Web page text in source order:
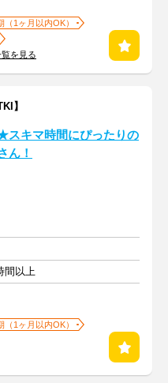
（1ヶ月以内OK）
を見る
】
スキマ時間にぴったりの
ん！
間以上
（1ヶ月以内OK）